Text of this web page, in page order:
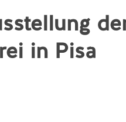
in Pisa